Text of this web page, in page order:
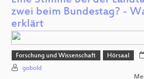
zwei beim Bundestag? -
erklärt
Forschung und Wissenschaft Hörsaal
gobold